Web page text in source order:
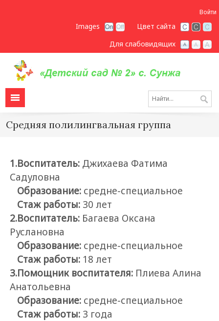
Войти
Цвет сайта
Images
Для слабовидящих
Средняя полилингвальная группа
1.Воспитатель: Джихаева Фатима
Садуловна
Образование: средне-специальное
Стаж работы: 30 лет
2.Воспитатель: Багаева Оксана
Руслановна
Образование: средне-специальное
Стаж работы: 18 лет
3.Помощник воспитателя: Плиева Алина
Анатольевна
Образование: средне-специальное
Стаж работы: 3 года